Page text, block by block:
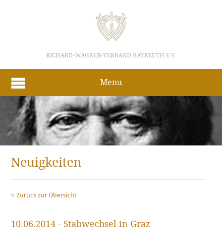
RICHARD-WAGNER-VERBAND BAYREUTH E.V.
Menü
Neuigkeiten
Zurück zur Übersicht
10.06.2014 - Stabwechsel in Graz